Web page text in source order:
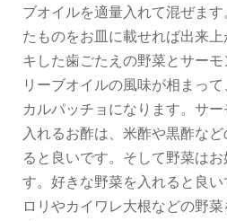
ブオイルを適量入れて混ぜま
たものをお皿に載せれば出来
キした歯ごたえの野菜とサー
リーブオイルの風味が相まっ
カルパッチョになります。サ
入れるお酢は、米酢や黒酢な
ると良いです。そして野菜は
す。好きな野菜を入れると良
ロリやカイワレ大根などの野